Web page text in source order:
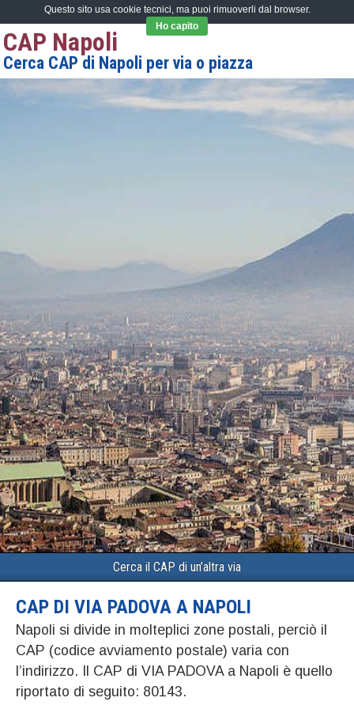
CAP Napoli
Cerca CAP di Napoli per via o piazza
Cerca il CAP di un’altra via
CAP DI VIA PADOVA A NAPOLI
Napoli si divide in molteplici zone postali, perciò il
CAP (codice avviamento postale) varia con
l’indirizzo. Il CAP di VIA PADOVA a Napoli è quello
riportato di seguito: 80143.
Questo sito usa cookie tecnici, ma puoi rimuoverli dal browser.
Ho capito